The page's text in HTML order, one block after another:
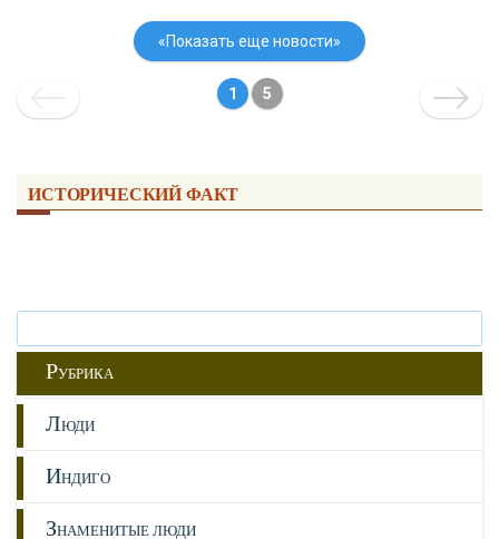
«Показать еще новости»
1 5
ИСТОРИЧЕСКИЙ ФАКТ
РУБРИКА
ЛЮДИ
ИНДИГО
ЗНАМЕНИТЫЕ ЛЮДИ